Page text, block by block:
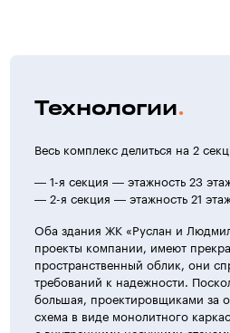
Технологии
Весь комплекс делиться на 2
— 1-я секция — этажность 23
— 2-я секция — этажность 21
Оба здания ЖК «Руслан и
проекты компании, имеют
пространственный облик, они
требований к надежности.
большая, проектировщиками за
схема в виде монолитного